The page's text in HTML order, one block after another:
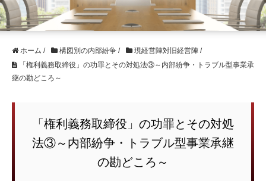
ホーム / 構図別の内部紛争 / 現経営陣対旧経営陣 /
「権利義務取締役」の功罪とその対処法③～内部紛争・トラブル型事業承
継の勘どころ～
「権利義務取締役」の功罪とその対処
法③～内部紛争・トラブル型事業承継
の勘どころ～